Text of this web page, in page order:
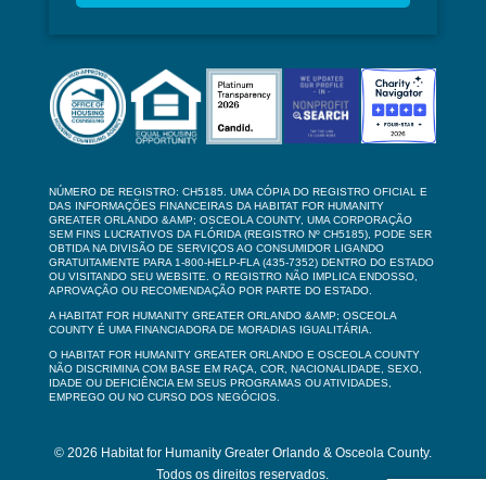
NÚMERO DE REGISTRO: CH5185. UMA CÓPIA DO REGISTRO OFICIAL E
DAS INFORMAÇÕES FINANCEIRAS DA HABITAT FOR HUMANITY
GREATER ORLANDO &AMP; OSCEOLA COUNTY, UMA CORPORAÇÃO
SEM FINS LUCRATIVOS DA FLÓRIDA (REGISTRO Nº CH5185), PODE SER
OBTIDA NA DIVISÃO DE SERVIÇOS AO CONSUMIDOR LIGANDO
GRATUITAMENTE PARA 1-800-HELP-FLA (435-7352) DENTRO DO ESTADO
OU VISITANDO SEU WEBSITE. O REGISTRO NÃO IMPLICA ENDOSSO,
APROVAÇÃO OU RECOMENDAÇÃO POR PARTE DO ESTADO.
A HABITAT FOR HUMANITY GREATER ORLANDO &AMP; OSCEOLA
COUNTY É UMA FINANCIADORA DE MORADIAS IGUALITÁRIA.
O HABITAT FOR HUMANITY GREATER ORLANDO E OSCEOLA COUNTY
NÃO DISCRIMINA COM BASE EM RAÇA, COR, NACIONALIDADE, SEXO,
IDADE OU DEFICIÊNCIA EM SEUS PROGRAMAS OU ATIVIDADES,
EMPREGO OU NO CURSO DOS NEGÓCIOS.
© 2026 Habitat for Humanity Greater Orlando & Osceola County.
Todos os direitos reservados.